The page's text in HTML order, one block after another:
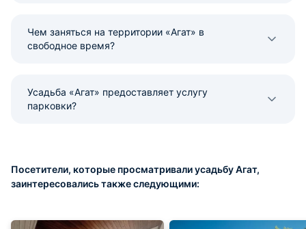
Чем заняться на территории «Агат» в
свободное время?
Усадьба «Агат» предоставляет услугу
парковки?
Посетители, которые просматривали усадьбу Агат,
заинтересовались также следующими: